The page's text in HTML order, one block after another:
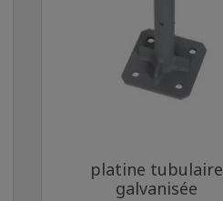
Aperçu rapide
platine tubulaire
galvanisée